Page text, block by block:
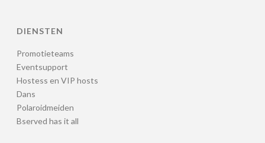
DIENSTEN
Promotieteams
Eventsupport
Hostess en VIP hosts
Dans
Polaroidmeiden
Bserved has it all